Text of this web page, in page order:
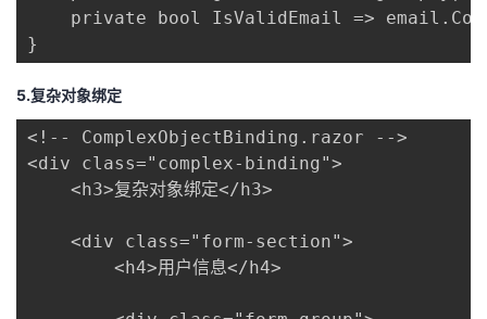
private bool IsValidEmail =>
}
5.复杂对象绑定
<!-- ComplexObjectBinding.razor -->
<div class="complex-binding">
    <h3>复杂对象绑定</h3>
    <div class="form-section">
        <h4>用户信息</h4>